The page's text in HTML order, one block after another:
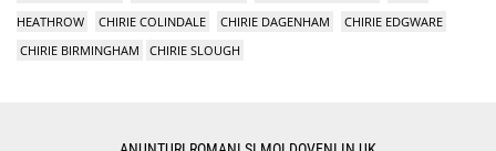
HEATHROW
CHIRIE COLINDALE CHIRIE DAGENHAM
CHIRIE EDGWARE
CHIRIE BIRMINGHAM
CHIRIE SLOUGH